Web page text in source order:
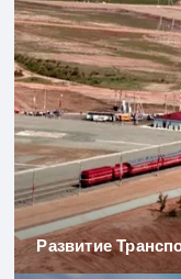
Развитие